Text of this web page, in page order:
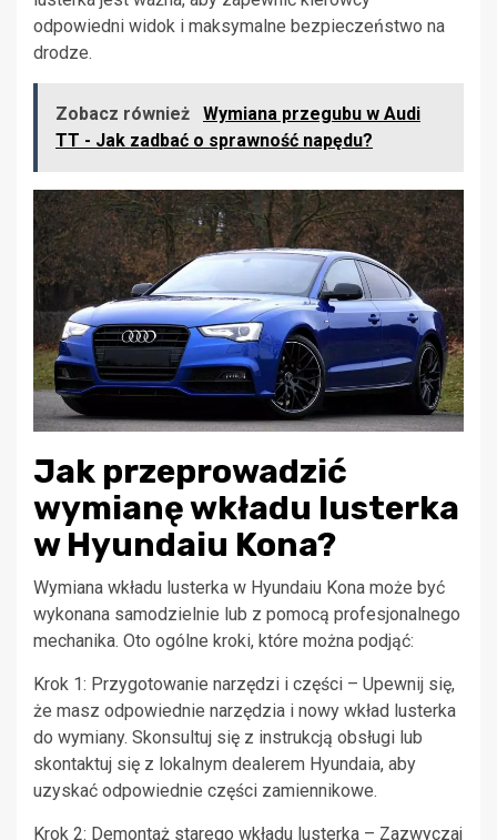
odpowiedni widok i maksymalne bezpieczeństwo na
drodze.
Zobacz również
Wymiana przegubu w Audi
TT - Jak zadbać o sprawność napędu?
Jak przeprowadzić
wymianę wkładu lusterka
w Hyundaiu Kona?
Wymiana wkładu lusterka w Hyundaiu Kona może być
wykonana samodzielnie lub z pomocą profesjonalnego
mechanika. Oto ogólne kroki, które można podjąć:
Krok 1: Przygotowanie narzędzi i części – Upewnij się,
że masz odpowiednie narzędzia i nowy wkład lusterka
do wymiany. Skonsultuj się z instrukcją obsługi lub
skontaktuj się z lokalnym dealerem Hyundaia, aby
uzyskać odpowiednie części zamiennikowe.
Krok 2: Demontaż starego wkładu lusterka – Zazwyczaj